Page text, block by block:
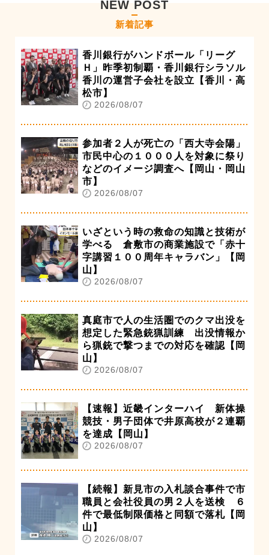
NEW POST
新着記事
香川銀行がハンドボール「リーグ
Ｈ」昨季初制覇・香川銀行シラソル
香川の運営子会社を設立【香川・高
松市】
2026/08/07
参加者２人が死亡の「西大寺会陽」
市民中心の１０００人を対象に祭り
などのイメージ調査へ【岡山・岡山
市】
2026/08/07
いざという時の救命の知識と技術が
学べる 倉敷市の商業施設で「赤十
字講習１００周年キャラバン」【岡
山】
2026/08/07
真庭市で人の生活圏でのクマ出没を
想定した緊急銃猟訓練 出没情報か
ら猟銃で撃つまでの対応を確認【岡
山】
2026/08/07
【速報】近畿インターハイ 新体操
競技・男子団体で井原高校が２連覇
を達成【岡山】
2026/08/07
【続報】新見市の入札談合事件で市
職員と会社役員の男２人を送検 ６
件で最低制限価格と同額で落札【岡
山】
2026/08/07